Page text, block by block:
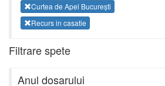
Curtea de Apel București
Recurs in casatie
Filtrare spete
Anul dosarului